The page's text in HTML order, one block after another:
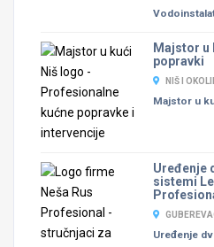
Majstor u
popravki
NIŠ I
Majstor u
Uređenje
sistemi
Uređenje